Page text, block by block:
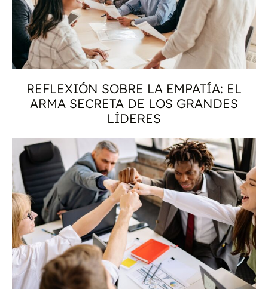
REFLEXIÓN SOBRE LA EMPATÍA: EL
ARMA SECRETA DE LOS GRANDES
LÍDERES